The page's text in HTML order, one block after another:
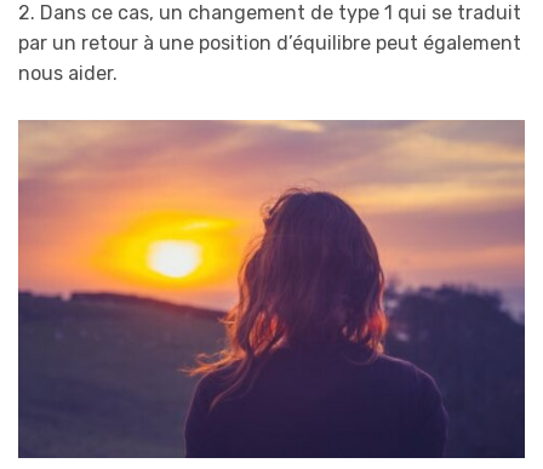
2. Dans ce cas, un changement de type 1 qui se traduit
par un retour à une position d’équilibre peut également
nous aider.